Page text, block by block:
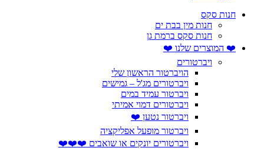
חנות סקס
חנות מין בבת ים
חנות סקס ברמת גן
❤️ המוצרים שלנו ❤️
ויברטורים
הויברטור הראשון שלי
ויברטורים מג'ל – גמישים
ויברטור עמיד במים
ויברטורים דמוי אמיתי
ויברטור נטען ❤️
ויברטור מופעל אפליקציה
ויברטורים יונקים או שואבים ❤️❤️❤️